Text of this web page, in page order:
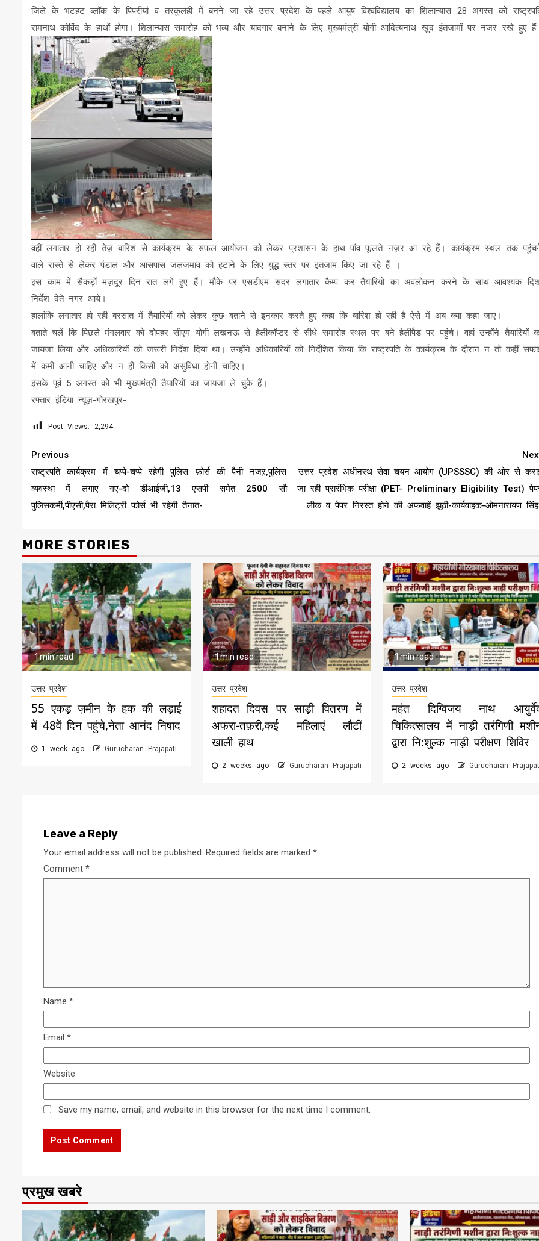
जिले के भटहट ब्लॉक के पिपरीयां व तरकुलही में बनने जा रहे उत्तर प्रदेश के पहले आयुष विश्वविद्यालय का शिलान्यास 28 अगस्त को
रामनाथ कोविंद के हाथों होगा। शिलान्यास समारोह को भव्य और यादगार बनाने के लिए मुख्यमंत्री योगी आदित्यनाथ खुद इंतजामों पर नजर रखे हुए
वहीं लगातार हो रही तेज़ बारिश से कार्यक्रम के सफल आयोजन को लेकर प्रशासन के हाथ पांव फूलते नज़र आ रहे हैं। कार्यक्रम स्थल तक
वाले रास्ते से लेकर पंडाल और आसपास जलजमाव को हटाने के लिए युद्ध स्तर पर इंतजाम किए जा रहे हैं ।
इस काम में सैकड़ों मज़दूर दिन रात लगे हुए हैं। मौके पर एसडीएम सदर लगातार कैम्प कर तैयारियों का अवलोकन करने के साथ आवश्यक
निर्देश देते नगर आये।
हालांकि लगातार हो रही बरसात में तैयारियों को लेकर कुछ बताने से इनकार करते हुए कहा कि बारिश हो रही है ऐसे में अब क्या कहा जाए।
बताते चलें कि पिछले मंगलवार को दोपहर सीएम योगी लखनऊ से हेलीकॉप्टर से सीधे समारोह स्थल पर बने हेलीपैड पर पहुंचे। वहां उन्होंने तैयारियों
जायजा लिया और अधिकारियों को जरूरी निर्देश दिया था। उन्होंने अधिकारियों को निर्देशित किया कि राष्ट्रपति के कार्यक्रम के दौरान न तो कहीं
में कमी आनी चाहिए और न ही किसी को असुविधा होनी चाहिए।
इसके पूर्व 5 अगस्त को भी मुख्यमंत्री तैयारियों का जायजा ले चुके हैं।
रफ्तार इंडिया न्यूज़-गोरखपुर-
Post Views: 2,294
Continue
Reading
Previous
राष्ट्रपति कार्यक्रम में चप्पे-चप्पे रहेगी पुलिस फ़ोर्स की पैनी नजऱ,पुलिस
व्यवस्था में लगाए गए-दो डीआईजी,13 एसपी समेत 2500 सौ
पुलिसकर्मी,पीएसी,पैरा मिलिट्री फोर्स भी रहेगी तैनात-
उत्तर प्रदेश अधीनस्थ सेवा चयन आयोग (UPSSSC) की ओर से
जा रही प्रारंभिक परीक्षा (PET- Preliminary Eligibility Test)
लीक व पेपर निरस्त होने की अफवाहें झूठी-कार्यवाहक-ओमनारायण
MORE STORIES
1 min read
उत्तर प्रदेश
55 एकड़ ज़मीन के हक की लड़ाई
में 48वें दिन पहुंचे,नेता आनंद निषाद
1 week ago Gurucharan Prajapati
1 min read
उत्तर प्रदेश
शहादत दिवस पर साड़ी वितरण में
अफरा-तफ़री,कई महिलाएं लौटीं
खाली हाथ
2 weeks ago Gurucharan Prajapati
1 min read
उत्तर प्रदेश
महंत दिग्विजय नाथ
चिकित्सालय में नाड़ी तरंगिणी
द्वारा नि:शुल्क नाड़ी परीक्षण शिविर
2 weeks ago Gurucharan
Leave a Reply
Your email address will not be published. Required fields are marked *
Comment *
Name *
Email *
Website
Save my name, email, and website in this browser for the next time I comment.
प्रमुख खबरे